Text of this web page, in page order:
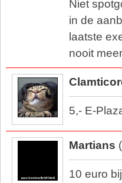
Niet
in de
laatste
nooit
5,- E-
Martians (
10 euro